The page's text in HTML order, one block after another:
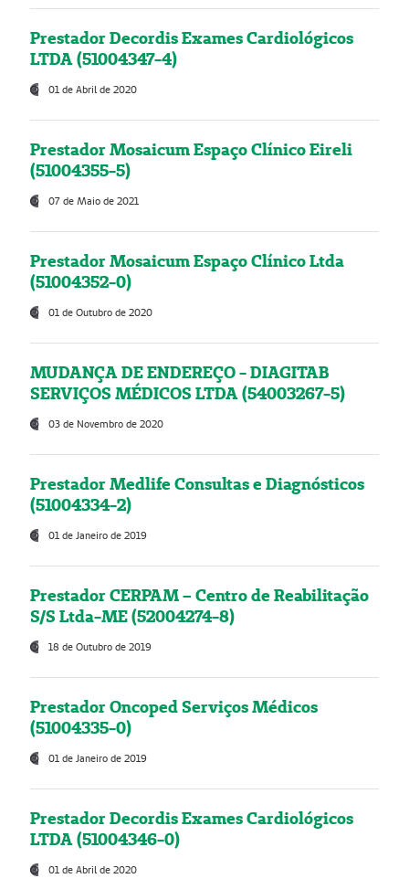
Prestador Decordis Exames Cardiológicos
LTDA (51004347-4)
01 de Abril de 2020
Prestador Mosaicum Espaço Clínico Eireli
(51004355-5)
07 de Maio de 2021
Prestador Mosaicum Espaço Clínico Ltda
(51004352-0)
01 de Outubro de 2020
MUDANÇA DE ENDEREÇO - DIAGITAB
SERVIÇOS MÉDICOS LTDA (54003267-5)
03 de Novembro de 2020
Prestador Medlife Consultas e Diagnósticos
(51004334-2)
01 de Janeiro de 2019
Prestador CERPAM – Centro de Reabilitação
S/S Ltda-ME (52004274-8)
18 de Outubro de 2019
Prestador Oncoped Serviços Médicos
(51004335-0)
01 de Janeiro de 2019
Prestador Decordis Exames Cardiológicos
LTDA (51004346-0)
01 de Abril de 2020